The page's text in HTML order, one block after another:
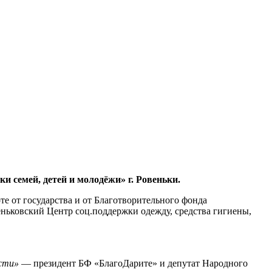
детей и молодёжи» г. Ровеньки.
государства и от Благотворительного фонда
Центр соц.поддержки одежду, средства гигиены,
— президент БФ «БлагоДарите» и депутат Народного